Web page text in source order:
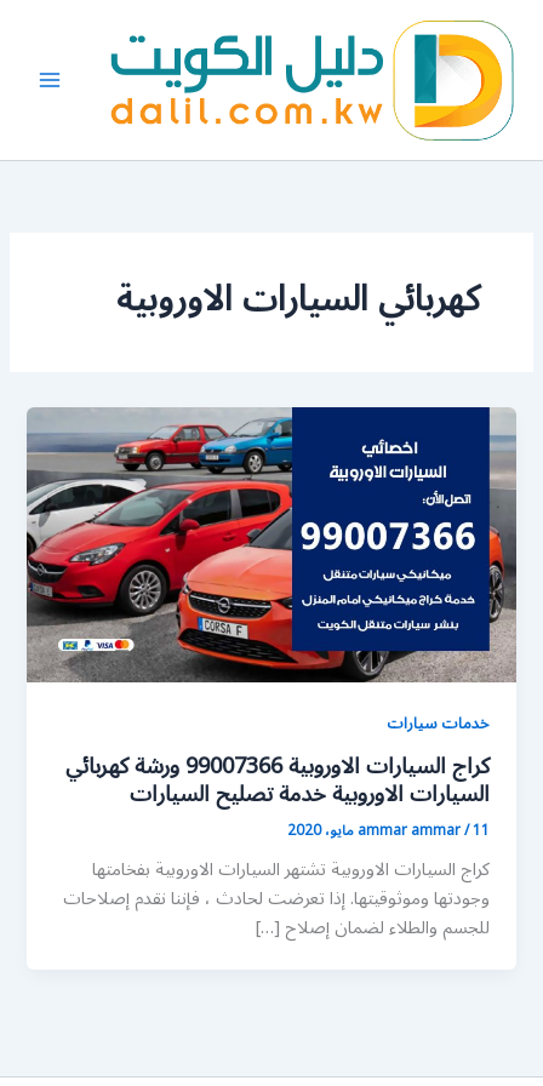
المحتوى
كهربائي السيارات الاوروبية
خدمات سيارات
كراج السيارات الاوروبية 99007366 ورشة كهربائي
السيارات الاوروبية خدمة تصليح السيارات
ammar ammar/11 مايو، 2020
كراج السيارات الاوروبية تشتهر السيارات الاوروبية بفخامتها
وجودتها وموثوقيتها. إذا تعرضت لحادث ، فإننا نقدم إصلاحات
للجسم والطلاء لضمان إصلاح […]